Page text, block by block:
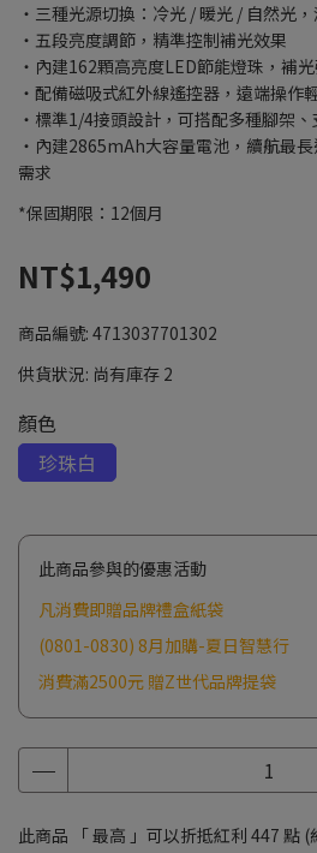
・三種光源切換：冷光 / 暖光 / 自然光
・五段亮度調節，精準控制補光效果
・內建162顆高亮度LED節能燈珠，補
・配備磁吸式紅外線遙控器，遠端操作
・標準1/4接頭設計，可搭配多種腳架
・內建2865mAh大容量電池，續航最
需求
*保固期限：12個月
NT$1,490
商品編號: 4713037701302
供貨狀況: 尚有庫存 2
顏色
珍珠白
此商品參與的優惠活動
凡消費即贈品牌禮盒紙袋
(0801-0830) 8月加購-夏日智慧行
消費滿2500元 贈Z世代品牌提袋
此商品 「 最高 」可以折抵紅利 447 點 (